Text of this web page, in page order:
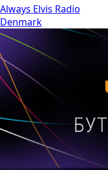
Always Elvis Radio
Denmark